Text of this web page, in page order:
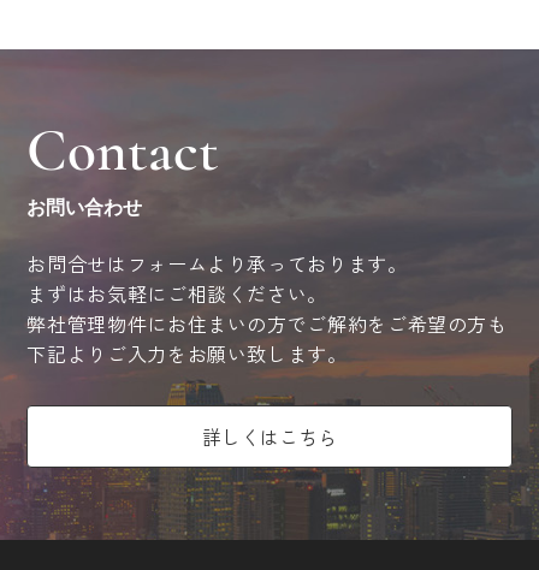
Contact
お問い合わせ
お問合せはフォームより承っております。
まずはお気軽にご相談ください。
弊社管理物件にお住まいの方でご解約をご希望の方も
下記よりご入力をお願い致します。
詳しくはこちら